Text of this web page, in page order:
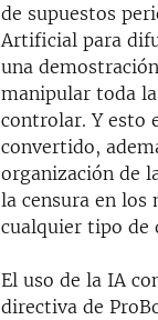
de supuestos
Artificial para
una
manipular toda
controlar. Y esto
convertido,
organización de
la censura en los
cualquier tipo de
El uso de la IA
directiva de